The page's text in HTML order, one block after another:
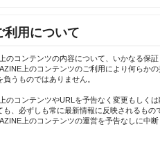
利用について
のコンテンツの内容について、いかなる保証
上のコンテンツのご利用により何らか
うものではありません。
のコンテンツやURLを予告なく変更もしく
も、必ずしも常に最新情報に反映されるもの
上のコンテンツの運営を予告なしに中